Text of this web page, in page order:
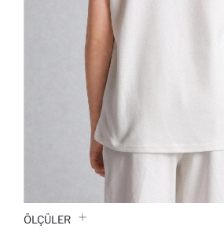
ÖLÇÜLER